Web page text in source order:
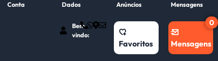
Conta
Dados
Anúncios
Mensagens
Bem
vindo:
Favoritos Mensagens
0